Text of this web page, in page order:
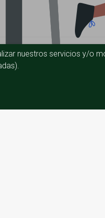
nuestros servicios y/o